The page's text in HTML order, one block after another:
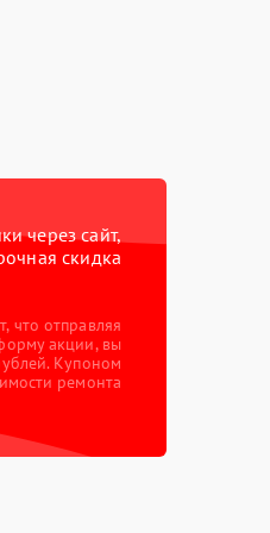
через сайт,
скидка
что отправляя
акции, вы
Купоном
ремонта